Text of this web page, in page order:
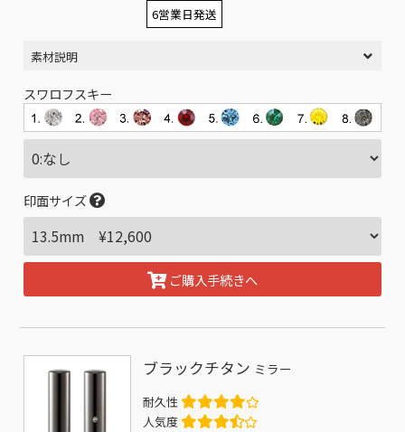
6営業日発送
素材説明
スワロフスキー
印面サイズ
ご購入手続きへ
ブラックチタン ミラー
耐久性
人気度